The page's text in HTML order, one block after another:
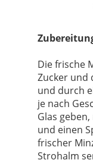
Die frische
Zucker und
und durch
je nach
Glas
und einen
frischer
Strohalm